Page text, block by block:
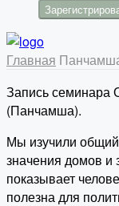
Главная
Запись семинара
(Панчамша).
Мы изучили
значения домов
показывает
полезна для